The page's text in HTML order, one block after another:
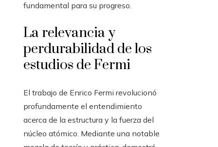
fundamental para su progreso.
La relevancia y
perdurabilidad de los
estudios de Fermi
El trabajo de Enrico Fermi revolucionó
profundamente el entendimiento
acerca de la estructura y la fuerza del
núcleo atómico. Mediante una notable